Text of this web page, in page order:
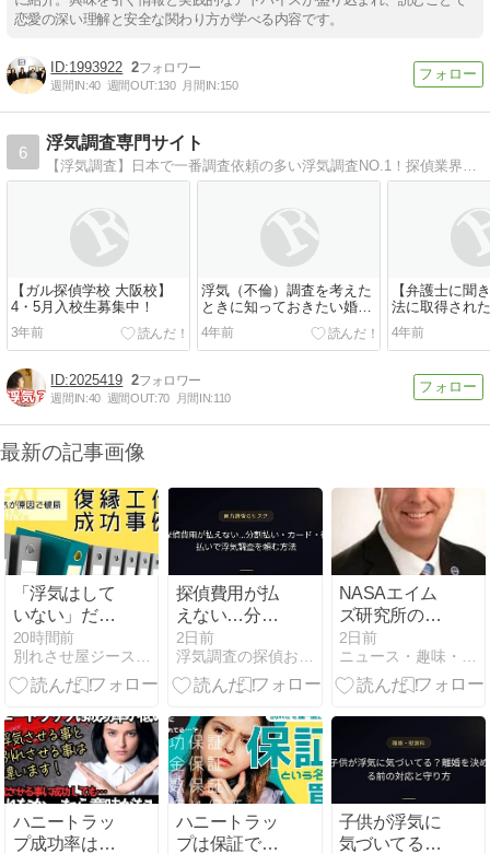
恋愛の深い理解と安全な関わり方が学べる内容です。
1993922 2
週間IN:40 週間OUT:130 月間IN:150
6
浮気調査専門サイト
【ガル探偵学校 大阪校】
4・5月入校生募集中！
3年前
浮気（不倫）調査を考えた
ときに知っておきたい婚姻
費用（婚費）の計算方法に
ついてまとめてみました。
4年前
【弁護士に聞
法に取得され
気を証明する
すか？
4年前
2025419 2
週間IN:40 週間OUT:70 月間IN:110
最新の記事画像
「浮気はして
いない」だけ
では戻れなか
った｜失った
信頼と向き合
事例
20時間前
別れさせ屋ジースタイルの新人教育ブログ
探偵費用が払
えない…分割
払い・カー
ド・後払いで
浮気調査を頼
2日前
浮気調査の探偵おすすめ19社を比較【2026年最新】
NASAエイム
ズ研究所の極
秘技術 No2
2日前
ニュース・趣味・ギャンブル VS GCI
ハニートラッ
プ成功率は何
ハニートラッ
プは保証でき
子供が浮気に
気づいてる？